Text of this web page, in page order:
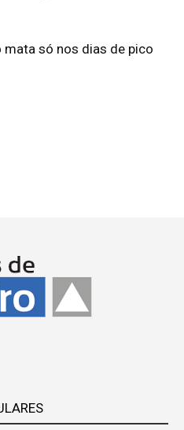
mata só nos dias de pico